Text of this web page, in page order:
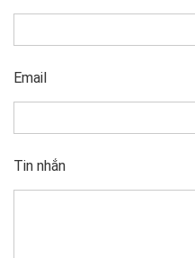
Email
Tin nhắn